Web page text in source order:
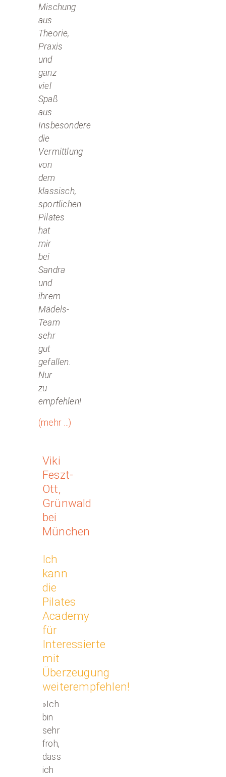
Mischung
aus
Theorie,
Praxis
und
ganz
viel
Spaß
aus.
Insbesondere
die
Vermittlung
von
dem
klassisch,
sportlichen
Pilates
hat
mir
bei
Sandra
und
ihrem
Mädels-
Team
sehr
gut
gefallen.
Nur
zu
empfehlen!
(mehr …)
Viki
Feszt-
Ott,
Grünwald
bei
München
Ich
kann
die
Pilates
Academy
für
Interessierte
mit
Überzeugung
weiterempfehlen!
»Ich
bin
sehr
froh,
dass
ich